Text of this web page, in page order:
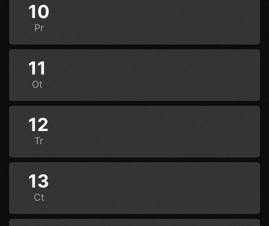
10
Pr
11
Ot
12
Tr
13
Ct